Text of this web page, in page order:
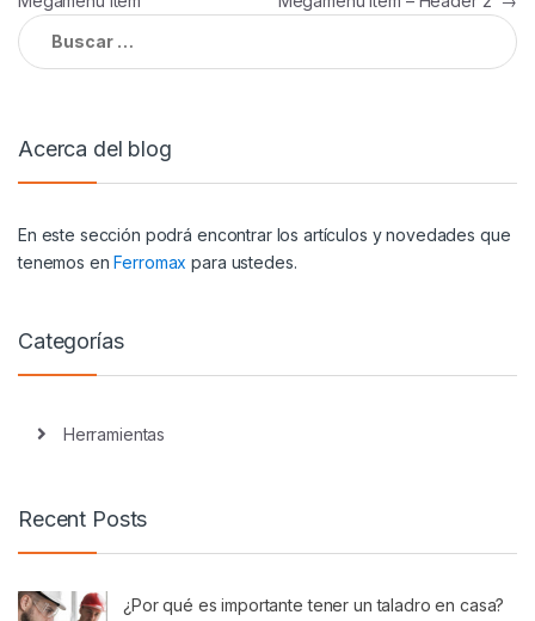
de
entradas
Buscar:
Acerca del blog
En este sección podrá encontrar los artículos y novedades que
tenemos enFerromax para ustedes.
Categorías
Herramientas
Recent Posts
¿Por qué es importante tener un taladro en casa?